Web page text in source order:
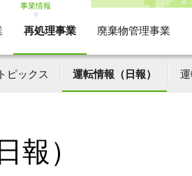
事業情報
再処理事業 廃棄物管理事業
ピックス 運転情報（日報）
報）